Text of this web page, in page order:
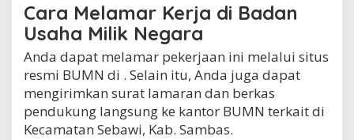
Cara Melamar Kerja di Badan
Usaha Milik Negara
Anda dapat melamar pekerjaan ini melalui situs
resmi BUMN di . Selain itu, Anda juga dapat
mengirimkan surat lamaran dan berkas
pendukung langsung ke kantor BUMN terkait di
Kecamatan Sebawi, Kab. Sambas.